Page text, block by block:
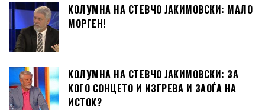
КОЛУМНА НА СТЕВЧО ЈАКИМОВСКИ: МАЛО
МОРГЕН!
КОЛУМНА НА СТЕВЧО ЈАКИМОВСКИ: ЗА
КОГО СОНЦЕТО И ИЗГРЕВА И ЗАОЃА НА
ИСТОК?